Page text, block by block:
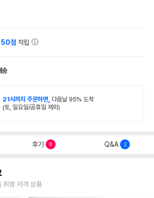
점 적립
송
21시까지 주문하면, 다음날 95% 도착
(토, 일요일/공휴일 제외)
후기 8 Q&A 2
취향 저격 상품